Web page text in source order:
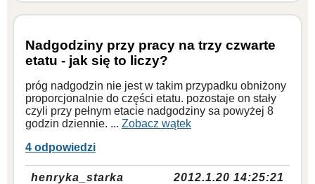
Nadgodziny przy pracy na trzy czwarte
etatu - jak się to liczy?
próg nadgodzin nie jest w takim przypadku obniżony
proporcjonalnie do części etatu. pozostaje on stały
czyli przy pełnym etacie nadgodziny sa powyżej 8
godzin dziennie. ... Zobacz wątek
4 odpowiedzi
henryka_starka 2012.1.20 14:25:21